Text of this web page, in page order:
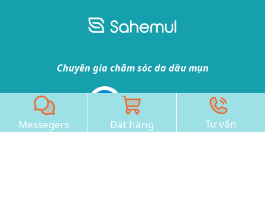
Chuyên gia chăm sóc da dầu mụn
Messegers Đặt hàng Tư vấn